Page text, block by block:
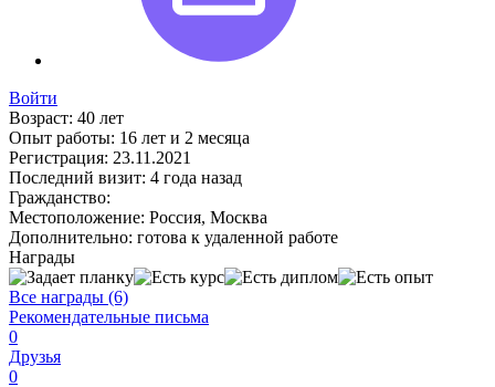
Войти
Возраст: 40 лет
Опыт работы: 16 лет и 2 месяца
Регистрация: 23.11.2021
Последний визит: 4 года назад
Гражданство:
Местоположение: Россия, Москва
Дополнительно: готова к удаленной работе
Награды
Все награды (6)
Рекомендательные письма
0
Друзья
0